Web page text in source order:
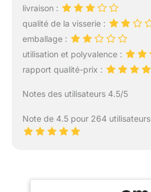
livraison :
qualité de la visserie :
emballage :
utilisation et polyvalence :
rapport qualité-prix :
Notes des utilisateurs 4.5/5
Note de 4.5 pour 264 utilisateurs